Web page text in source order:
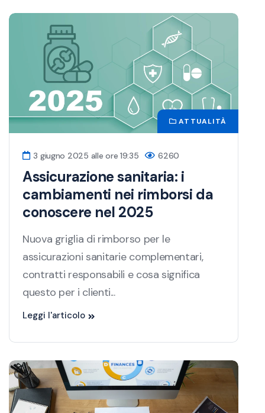
ATTUALITÀ
3 giugno 2025 alle ore 19:35 6260
Assicurazione sanitaria: i
cambiamenti nei rimborsi da
conoscere nel 2025
Nuova griglia di rimborso per le
assicurazioni sanitarie complementari,
contratti responsabili e cosa significa
questo per i clienti...
Leggi l'articolo